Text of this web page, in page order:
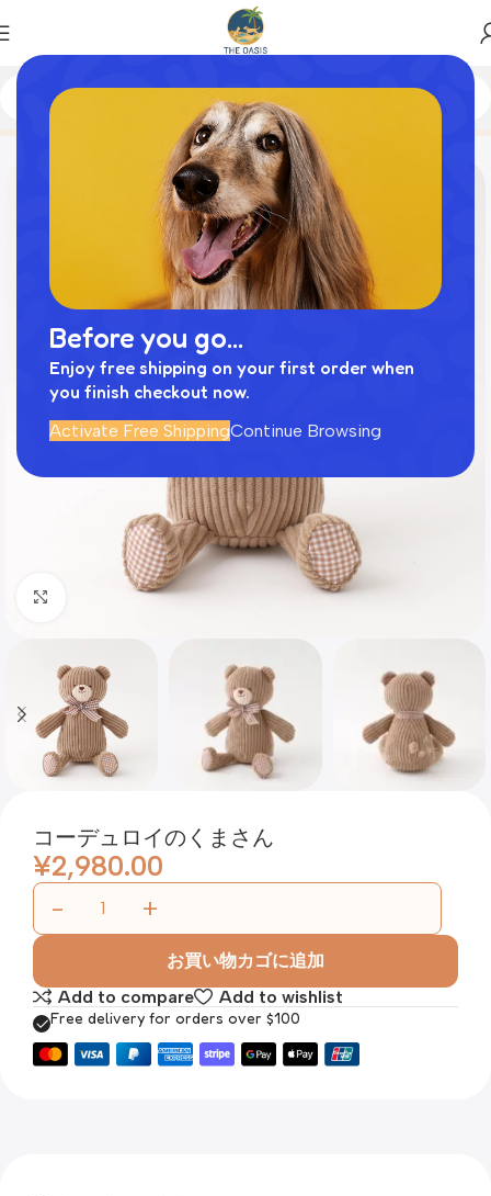
Before you go...
Enjoy free shipping on your first order when
you finish checkout now.
Activate Free ShippingContinue Browsing
Home コーデュロイのくまさん
Click to enlarge
コーデュロイのくまさん
¥2,980.00
お買い物カゴに追加
Add to compare
Add to wishlist
Free delivery for orders over $100